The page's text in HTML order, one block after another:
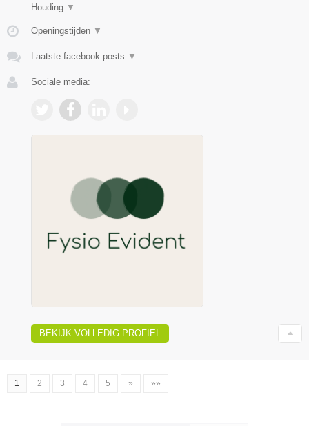
Houding ▼
Openingstijden ▼
Laatste facebook posts ▼
Sociale media:
BEKIJK VOLLEDIG PROFIEL
1 2 3 4 5 » »»